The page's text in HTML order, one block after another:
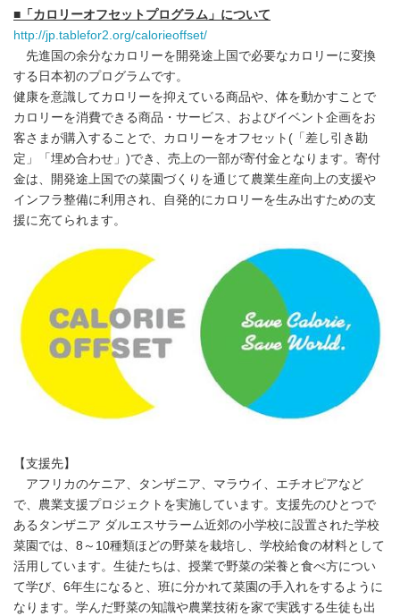
■「カロリーオフセットプログラム」について
http://jp.tablefor2.org/calorieoffset/
先進国の余分なカロリーを開発途上国で必要なカロリーに変換
する日本初のプログラムです。
健康を意識してカロリーを抑えている商品や、体を動かすことで
カロリーを消費できる商品・サービス、およびイベント企画をお
客さまが購入することで、カロリーをオフセット(「差し引き勘
定」「埋め合わせ」)でき、売上の一部が寄付金となります。寄付
金は、開発途上国での菜園づくりを通じて農業生産向上の支援や
インフラ整備に利用され、自発的にカロリーを生み出すための支
援に充てられます。
【支援先】
アフリカのケニア、タンザニア、マラウイ、エチオピアなど
で、農業支援プロジェクトを実施しています。支援先のひとつで
あるタンザニア ダルエスサラーム近郊の小学校に設置された学校
菜園では、8～10種類ほどの野菜を栽培し、学校給食の材料として
活用しています。生徒たちは、授業で野菜の栄養と食べ方につい
て学び、6年生になると、班に分かれて菜園の手入れをするように
なります。学んだ野菜の知識や農業技術を家で実践する生徒も出